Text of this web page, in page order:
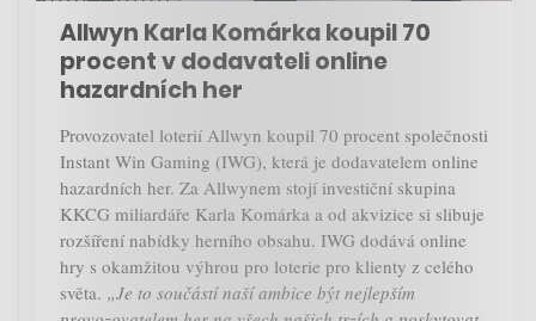
Allwyn Karla Komárka koupil 70
procent v dodavateli online
hazardních her
Provozovatel loterií Allwyn koupil 70 procent společnosti
Instant Win Gaming (IWG), která je dodavatelem online
hazardních her. Za Allwynem stojí investiční skupina
KKCG miliardáře Karla Komárka a od akvizice si slibuje
rozšíření nabídky herního obsahu. IWG dodává online
hry s okamžitou výhrou pro loterie pro klienty z celého
světa. „Je to součástí naší ambice být nejlepším